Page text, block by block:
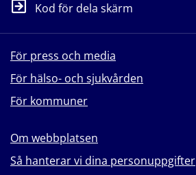
Kod för dela skärm
För press och media
För hälso- och sjukvården
För kommuner
Om webbplatsen
Så hanterar vi dina personuppgifter